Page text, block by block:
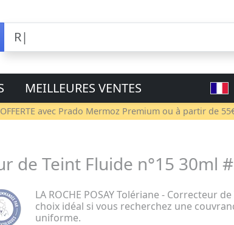
MEILLEURES VENTES
avec Prado Mermoz Premium ou à partir de
de Teint Fluide n°15 30ml
LA ROCHE POSAY Tolériane - Correcteur
choix idéal si vous recherchez une
uniforme.